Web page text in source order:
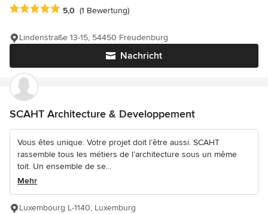
Durchschnittliche Bewertung: 5 von 5 Sternen
5,0 (1 Bewertung)
Nachricht
Lindenstraße 13-15, 54450 Freudenburg
SCAHT Architecture & Developpement
Vous êtes unique. Votre projet doit l’être aussi. SCAHT
rassemble tous les métiers de l’architecture sous un même
toit. Un ensemble de se...
Mehr
Luxembourg L-1140, Luxemburg